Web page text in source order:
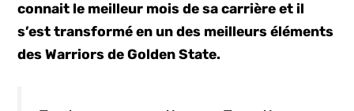
connait le meilleur mois de sa carrière et il
s’est transformé en un des meilleurs éléments
des Warriors de Golden State.